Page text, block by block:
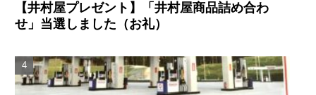
【井村屋プレゼント】「井村屋商品詰め合わ
せ」当選しました（お礼）